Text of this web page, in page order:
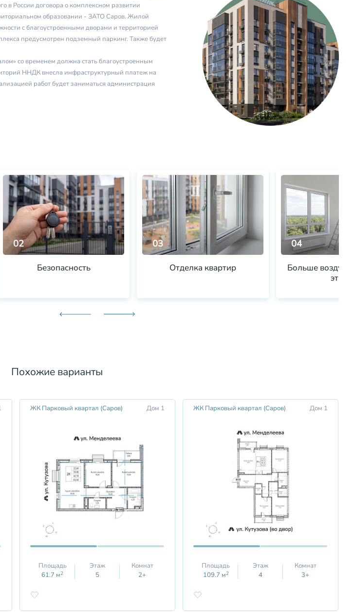
в России договора о комплексном развитии
образовании - ЗАТО Саров. Жилой
с благоустроенными дворами и территорией
предусмотрен подземный паркинг. Также будет
со временем должна стать благоустроенным
ННДК внесла инфраструктурный платеж на
работ будет заниматься администрация
02
Безопасность
03
Отделка квартир
04
Больше воздуха
этаже
Похожие варианты
ЖК Парковый квартал (Саров) Дом 1
Площадь
61.7 м2
Этаж
5
Комнат
2+
ЖК Парковый квартал (Саров) Дом 1
Площадь
109.7 м2
Этаж
4
Комнат
3+